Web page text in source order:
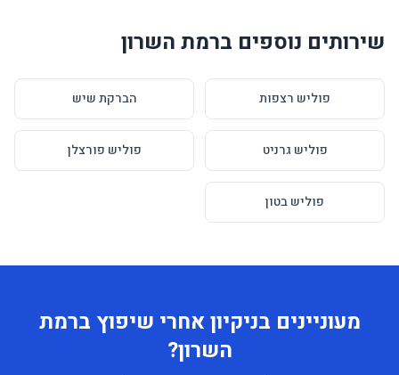
שירותים נוספים ברמת השרון
פוליש רצפות הברקת שיש
פוליש גרניט פוליש פורצלן
פוליש בטון
מעוניינים בניקיון אחרי שיפוץ ברמת
השרון?